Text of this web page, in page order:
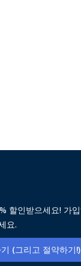
할인받으세요! 가
요.
(그리고 절약하기!)